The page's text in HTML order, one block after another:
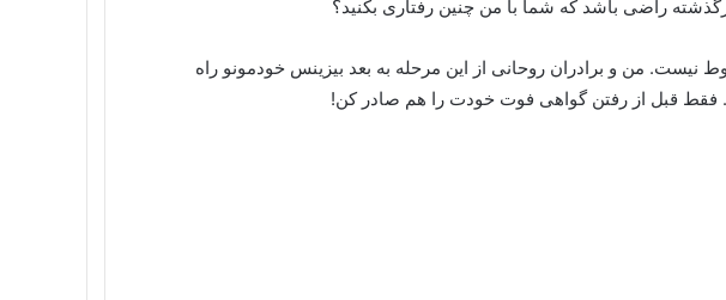
راضی باشد که شما با من چنین رفتاری بکنید؟
نیست. من و برادران روحانی از این مرحله به بعد بیزینس خودمونو راه
فقط قبل از رفتن گواهی فوت خودت را هم صادر کن!